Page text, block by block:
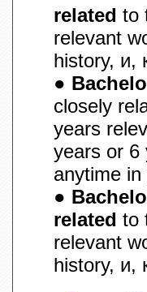
related to
relevant
history, и,
●
closely
years
years or 6
anytime in
●
related to
relevant
history, и,